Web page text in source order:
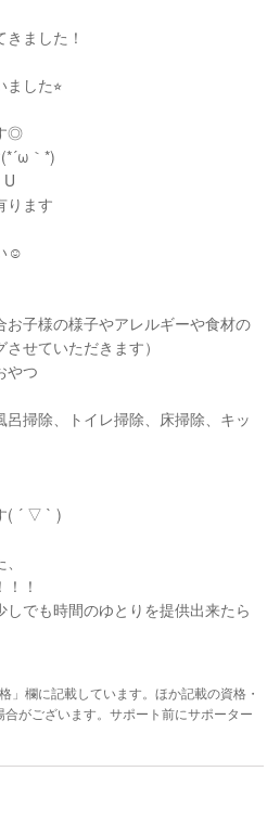
ました！
した⭐︎
◎
｀*)
ります
☺︎
お子様の様子やアレルギーや食材の
せていただきます）
やつ
呂掃除、トイレ掃除、床掃除、キッ
( ´ ▽ ` )
！
でも時間のゆとりを提供出来たら
」欄に記載しています。ほか記載の資格・
がございます。サポート前にサポーター